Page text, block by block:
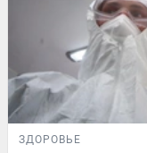
ЗДОРОВЬЕ